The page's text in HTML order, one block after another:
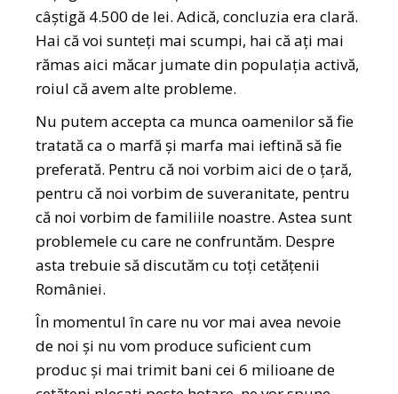
câștigă 4.500 de lei. Adică, concluzia era clară.
Hai că voi sunteți mai scumpi, hai că ați mai
rămas aici măcar jumate din populația activă,
roiul că avem alte probleme.
Nu putem accepta ca munca oamenilor să fie
tratată ca o marfă și marfa mai ieftină să fie
preferată. Pentru că noi vorbim aici de o țară,
pentru că noi vorbim de suveranitate, pentru
că noi vorbim de familiile noastre. Astea sunt
problemele cu care ne confruntăm. Despre
asta trebuie să discutăm cu toți cetățenii
României.
În momentul în care nu vor mai avea nevoie
de noi și nu vom produce suficient cum
produc și mai trimit bani cei 6 milioane de